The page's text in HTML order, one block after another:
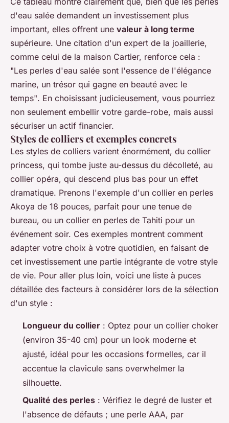
d'eau salée demandent un investissement plus
important, elles offrent une valeur à long terme
supérieure. Une citation d'un expert de la joaillerie,
comme celui de la maison Cartier, renforce cela :
"Les perles d'eau salée sont l'essence de l'élégance
marine, un trésor qui gagne en beauté avec le
temps". En choisissant judicieusement, vous pourriez
non seulement embellir votre garde-robe, mais aussi
sécuriser un actif financier.
Styles de colliers et exemples concrets
Les styles de colliers varient énormément, du collier
princess, qui tombe juste au-dessus du décolleté, au
collier opéra, qui descend plus bas pour un effet
dramatique. Prenons l'exemple d'un collier en perles
Akoya de 18 pouces, parfait pour une tenue de
bureau, ou un collier en perles de Tahiti pour un
événement soir. Ces exemples montrent comment
adapter votre choix à votre quotidien, en faisant de
cet investissement une partie intégrante de votre style
de vie. Pour aller plus loin, voici une liste à puces
détaillée des facteurs à considérer lors de la sélection
d'un style :
Longueur du collier : Optez pour un collier choker
(environ 35-40 cm) pour un look moderne et
ajusté, idéal pour les occasions formelles, car il
accentue la clavicule sans overwhelmer la
silhouette.
Qualité des perles : Vérifiez le degré de luster et
l'absence de défauts ; une perle AAA, par